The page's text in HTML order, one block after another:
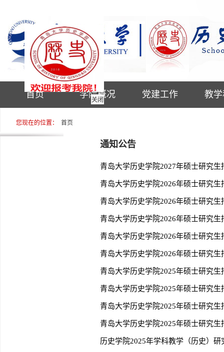
关闭
首页 学院概况 党建工作 教
您现在的位置： 首页
通知公告
青岛大学历史学院2027年硕士研究生
青岛大学历史学院2026年硕士研究
青岛大学历史学院2026年硕士研究生
青岛大学历史学院2026年硕士研究生
青岛大学历史学院2026年硕士研究
青岛大学历史学院2026年硕士研究生
青岛大学历史学院2025年硕士研究
青岛大学历史学院2025年硕士研究生
青岛大学历史学院2025年硕士研究
青岛大学历史学院2025年硕士研究
历史学院2025年学科教学（历史）